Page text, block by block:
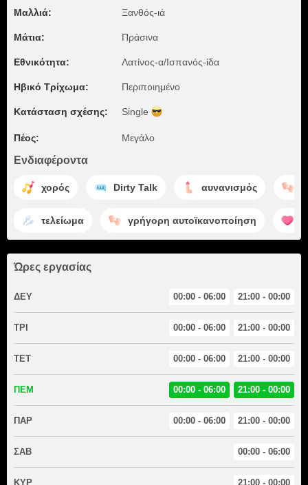
Μαλλιά: Ξανθός-ιά
Μάτια: Πράσινα
Εθνικότητα: Λατίνος-α/Ισπανός-ίδα
Ηβικό Τρίχωμα: Περιποιημένο
Κατάσταση σχέσης: Single
Πέος: Μεγάλο
Ενδιαφέροντα
χορός Dirty Talk αυνανισμός
τελείωμα γρήγορη αυτοϊκανοποίηση
Ώρες εργασίας
ΔΕΥ 00:00 - 06:00 21:00 - 00:00
ΤΡΙ 00:00 - 06:00 21:00 - 00:00
ΤΕΤ 00:00 - 06:00 21:00 - 00:00
ΠΕΜ 00:00 - 06:00 21:00 - 00:00
ΠΑΡ 00:00 - 06:00 21:00 - 00:00
ΣΑΒ 00:00 - 06:00
ΚΥΡ 21:00 - 00:00